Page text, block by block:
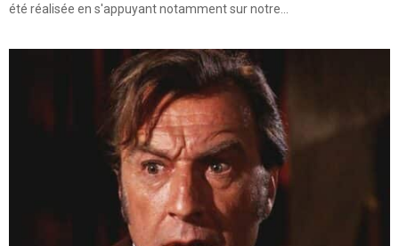
été réalisée en s'appuyant notamment sur notre...